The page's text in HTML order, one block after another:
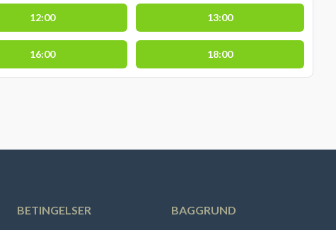
12:00 13:00
16:00 18:00
BETINGELSER BAGGRUND